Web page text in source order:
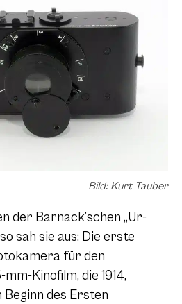
Bild: Kurt Tauber
der Barnack’schen „Ur-
sah sie aus: Die erste
für den
Kinofilm, die 1914,
des Ersten